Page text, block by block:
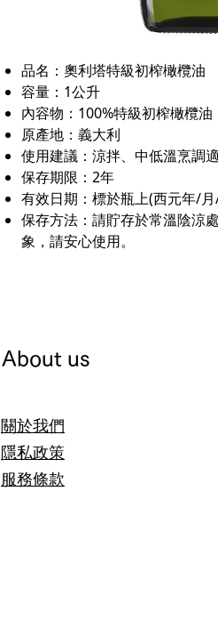
品名：奧利塔特級初榨橄欖油
容量：1公升
內容物：100%特級初榨橄欖油
原產地：義大利
使用建議：涼拌、中低溫烹調
保存期限：2年
有效日期：標於瓶上(西元年/
保存方法：請貯存於常溫陰涼
象，請安心使用。
About us
關於我們
隱私政策
服務條款